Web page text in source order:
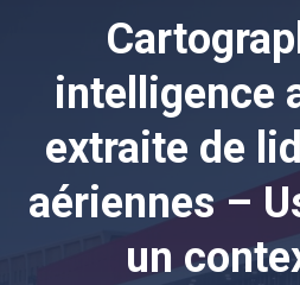
intelligence
extraite de
aériennes –
un